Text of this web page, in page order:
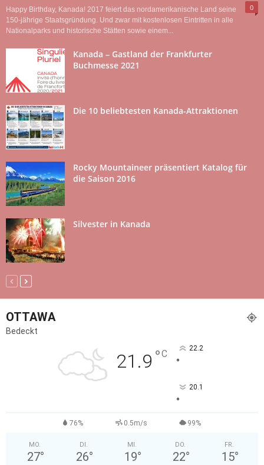
0
Happy Birthday, Kanada! 2017 feiert das nordamerikanische Land seine
150-jährige Staatsgründung. Und zwar mit kostenlosen Eintritten in alle
Nationalparks und historische Stätten sowie einem...
Kanada – Gastland der Frankfurter
Buchmesse 2021
Die 10 beliebtesten Kanada-Attraktionen
Rocky Mountaineer präsentiert Katalog für
die Saison 2016
Silvester in Kanada
OTTAWA
Bedeckt
21.9 °C 22.2
°
20.1
°
76% 0.5m/s 99%
MO.
27°
DI.
26°
MI.
19°
DO.
22°
FR.
15°